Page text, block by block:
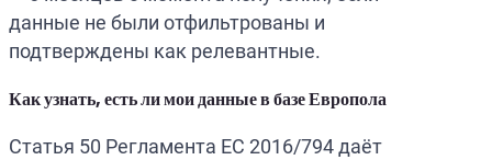
данные не были отфильтрованы и
подтверждены как релевантные.
Как узнать, есть ли мои данные в базе Европола
Статья 50 Регламента ЕС 2016/794 даёт